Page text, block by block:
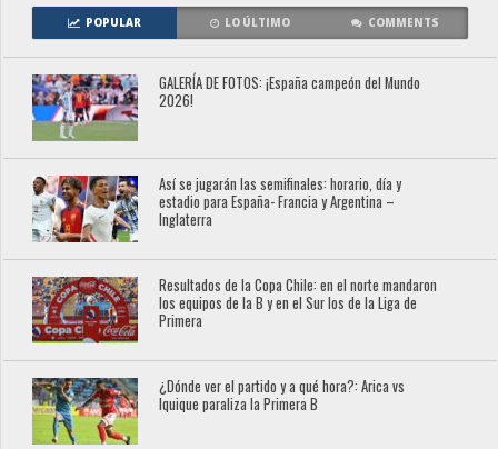
POPULAR LO ÚLTIMO COMMENTS
GALERÍA DE FOTOS: ¡España campeón del Mundo
2026!
Así se jugarán las semifinales: horario, día y
estadio para España- Francia y Argentina –
Inglaterra
Resultados de la Copa Chile: en el norte mandaron
los equipos de la B y en el Sur los de la Liga de
Primera
¿Dónde ver el partido y a qué hora?: Arica vs
Iquique paraliza la Primera B